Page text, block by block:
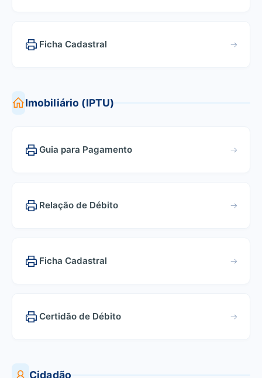
Ficha Cadastral
Imobiliário (IPTU)
Guia para Pagamento
Relação de Débito
Ficha Cadastral
Certidão de Débito
Cidadão